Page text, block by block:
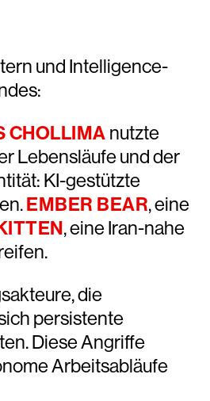
und Intelligence-
CHOLLIMA nutzte
Lebensläufe und der
KI-gestützte
EMBER BEAR, eine
, eine Iran-nahe
die
persistente
Diese Angriffe
Arbeitsabläufe